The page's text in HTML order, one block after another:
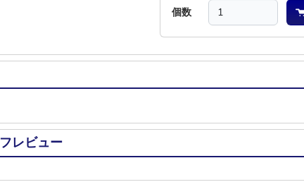
個数
レビュー